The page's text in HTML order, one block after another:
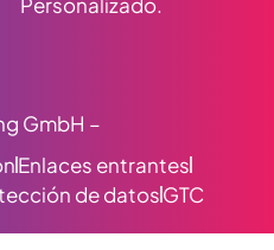
GmbH –
Enlaces entrantes
de datosGTC